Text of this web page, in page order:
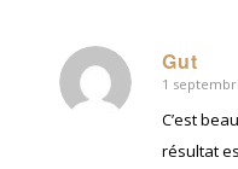
Gut
dit
:
1
C’est
résultat